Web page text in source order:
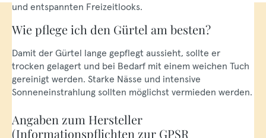
und entspannten Freizeitlooks.
Wie pflege ich den Gürtel am besten?
Damit der Gürtel lange gepflegt aussieht, sollte er
trocken gelagert und bei Bedarf mit einem weichen Tuch
gereinigt werden. Starke Nässe und intensive
Sonneneinstrahlung sollten möglichst vermieden werden.
Angaben zum Hersteller
(Informationspflichten zur GPSR